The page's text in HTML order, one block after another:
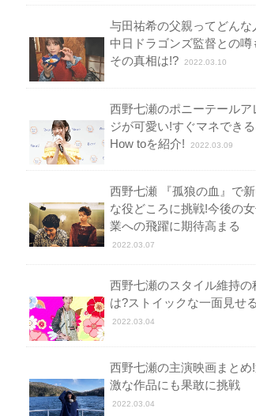
与田祐希の父親ってどんな
中日ドラゴンズ監督との
その真相は!?
2022.03.10
西野七瀬のポニーテールア
ジが可愛い!すぐマネできる
How toを紹介!
2022.03.09
西野七瀬 『孤狼の血』で新
な役どころに挑戦!今後の
業への飛躍に期待高まる
2022.03.07
西野七瀬のスタイル維持の
は?ストイックな一面見せる
2022.03.04
西野七瀬の主演映画まとめ!
激な作品にも果敢に挑戦
2022.03.04